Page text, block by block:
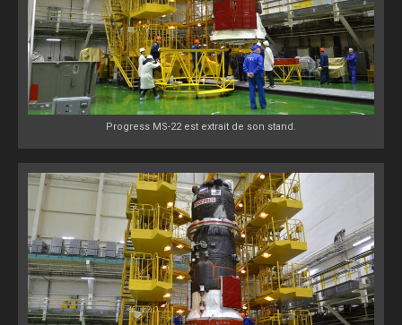
Progress MS-22 est extrait de son stand.